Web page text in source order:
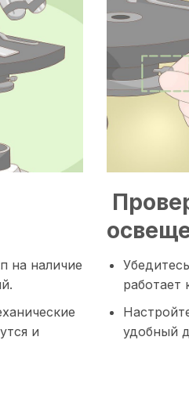
на наличие
и
работает
удобный